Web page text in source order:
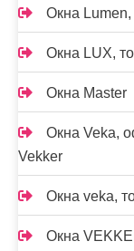
Окна
Окна LUX,
Окна Master
Окна Veka,
Vekker
Окна veka,
Окна